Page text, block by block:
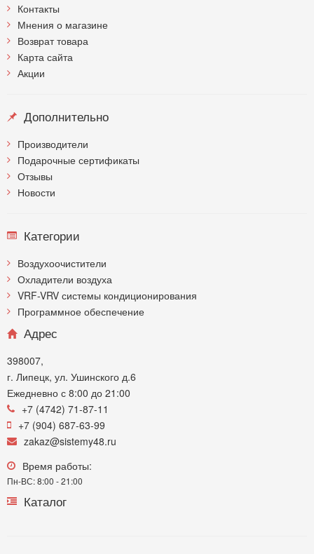
Контакты
Мнения о магазине
Возврат товара
Карта сайта
Акции
Дополнительно
Производители
Подарочные сертификаты
Отзывы
Новости
Категории
Воздухоочистители
Охладители воздуха
VRF-VRV системы кондиционирования
Программное обеспечение
Адрес
398007,
г. Липецк, ул. Ушинского д.6
Ежедневно с 8:00 до 21:00
+7 (4742) 71-87-11
+7 (904) 687-63-99
zakaz@sistemy48.ru
Время работы:
Пн-ВС: 8:00 - 21:00
Каталог